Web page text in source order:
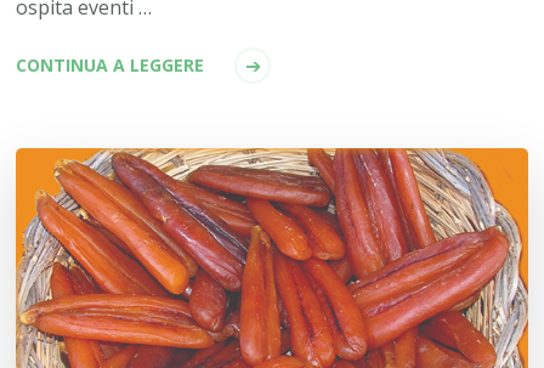
ospita eventi …
CONTINUA A LEGGERE